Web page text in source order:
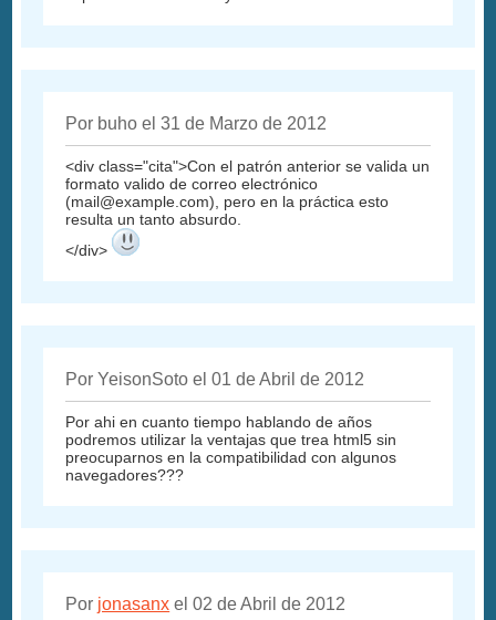
Por buho el 31 de Marzo de 2012
<div class="cita">Con el patrón anterior se valida un
formato valido de correo electrónico
(mail@example.com), pero en la práctica esto
resulta un tanto absurdo.
</div>
Por YeisonSoto el 01 de Abril de 2012
Por ahi en cuanto tiempo hablando de años
podremos utilizar la ventajas que trea html5 sin
preocuparnos en la compatibilidad con algunos
navegadores???
Por jonasanx el 02 de Abril de 2012